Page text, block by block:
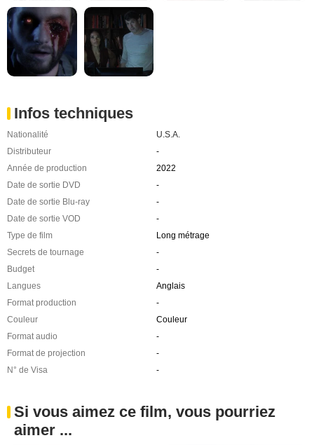
Infos techniques
Nationalité
U.S.A.
Distributeur
-
Année de production
2022
Date de sortie DVD
-
Date de sortie Blu-ray
-
Date de sortie VOD
-
Type de film
Long métrage
Secrets de tournage
-
Budget
-
Langues
Anglais
Format production
-
Couleur
Couleur
Format audio
-
Format de projection
-
N° de Visa
-
Si vous aimez ce film, vous pourriez
aimer ...